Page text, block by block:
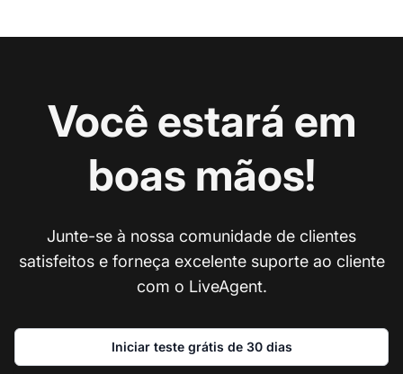
Você estará em
boas mãos!
Junte-se à nossa comunidade de clientes
satisfeitos e forneça excelente suporte ao cliente
com o LiveAgent.
Iniciar teste grátis de 30 dias